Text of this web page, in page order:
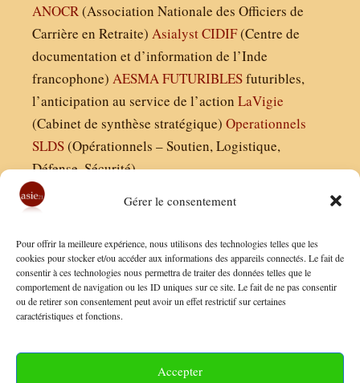
Gérer le consentement
Pour offrir la meilleure expérience, nous utilisons des technologies telles que les
cookies pour stocker et/ou accéder aux informations des appareils connectés. Le fait de
consentir à ces technologies nous permettra de traiter des données telles que le
comportement de navigation ou les ID uniques sur ce site. Le fait de ne pas consentir
ou de retirer son consentement peut avoir un effet restrictif sur certaines
caractéristiques et fonctions.
Accepter
ANOCR(Association Nationale des Officiers de
Carrière en Retraite) AsialystCIDIF(Centre de
documentation et d’information de l’Inde
francophone) AESMAFUTURIBLESfuturibles,
l’anticipation au service de l’action LaVigie
(Cabinet de synthèse stratégique) Operationnels
SLDS(Opérationnels – Soutien, Logistique,
Défense, Sécurité)
Finaldées EURL
Siège social : 13 avenue Boudon, 75016, Paris
Nous contacter
Conditions Générales de Vente